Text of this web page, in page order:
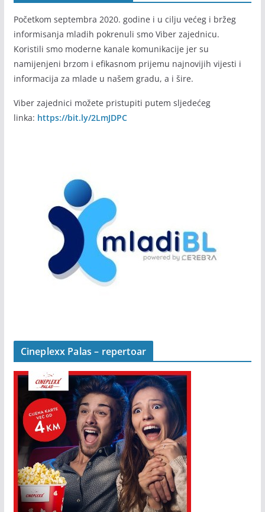
Početkom septembra 2020. godine i u cilju većeg i bržeg
informisanja mladih pokrenuli smo Viber zajednicu.
Koristili smo moderne kanale komunikacije jer su
namijenjeni brzom i efikasnom prijemu najnovijih vijesti i
informacija za mlade u našem gradu, a i šire.
Viber zajednici možete pristupiti putem sljedećeg
linka: https://bit.ly/2LmJDPC
Cineplexx Palas – repertoar